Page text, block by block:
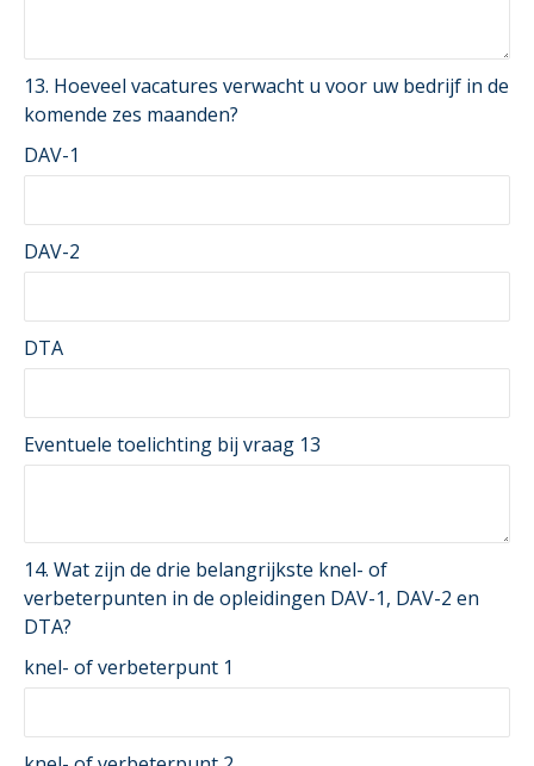
13. Hoeveel vacatures verwacht u voor uw bedrijf in de
komende zes maanden?
DAV-1
DAV-2
DTA
Eventuele toelichting bij vraag 13
14. Wat zijn de drie belangrijkste knel- of
verbeterpunten in de opleidingen DAV-1, DAV-2 en
DTA?
knel- of verbeterpunt 1